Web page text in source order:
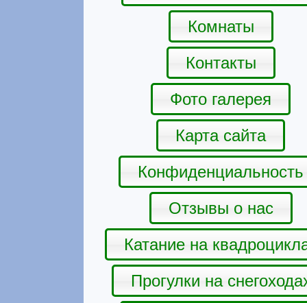
Комнаты
Контакты
Фото галерея
Карта сайта
Конфиденциальность
Отзывы о нас
Катание на
Прогулки на